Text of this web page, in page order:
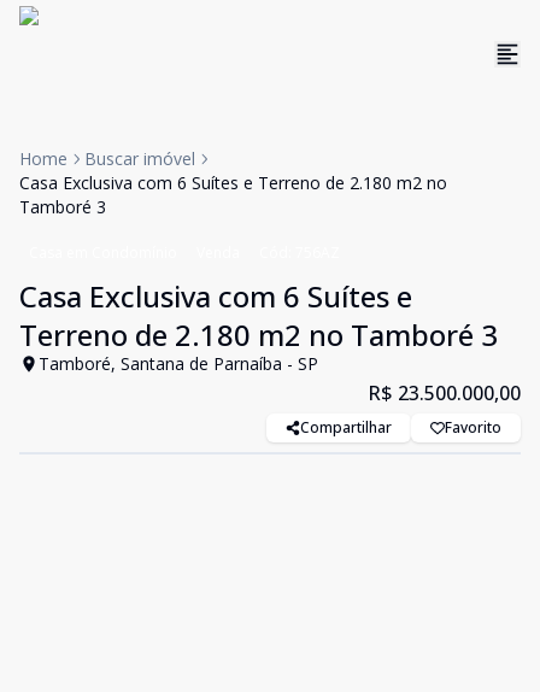
Home
Buscar imóvel
Casa Exclusiva com 6 Suítes e Terreno de 2.180 m2 no
Tamboré 3
Casa Exclusiva com 6 Suítes e
Terreno de 2.180 m2 no Tamboré 3
Tamboré, Santana de Parnaíba - SP
R$ 23.500.000,00
Compartilhar Favorito